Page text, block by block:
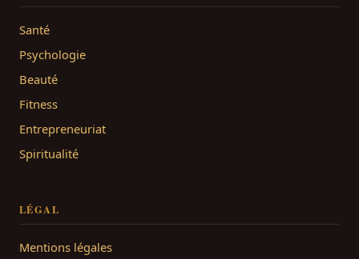
Santé
Psychologie
Beauté
Fitness
Entrepreneuriat
Spiritualité
LÉGAL
Mentions légales